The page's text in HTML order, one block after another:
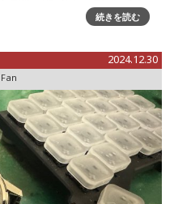
続きを読む
2024.12.30
Fan